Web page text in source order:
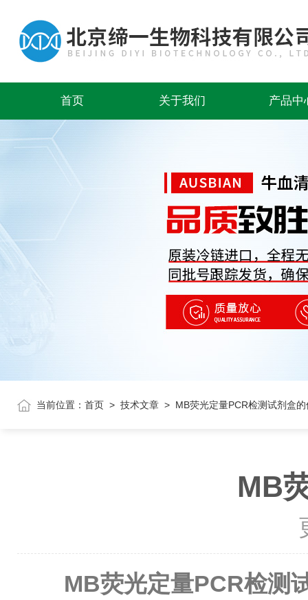
首页 关于我们 产品中
当前位置： 首页 > 技术文章 > MB荧光定量PCR检测试剂盒
MB
MB荧光定量PCR检测